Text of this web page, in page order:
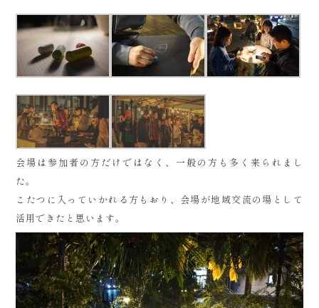
会場は参加者の方だけではなく、一般の方も多く来られまし
た。
こたつに入っていかれる方もおり、会場が地域交流の場として
活用できたと思います。